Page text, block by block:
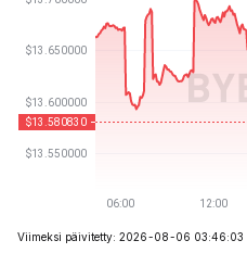
Viimeksi päivitetty: 2026-08-06 03:46:03